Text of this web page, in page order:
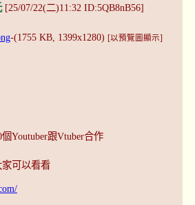
[25/07/22(二)11:32 ID:5QB8nB56]
-(1755 KB, 1399x1280) [以預覽圖顯示]
Youtuber跟Vtuber合作
可以看看